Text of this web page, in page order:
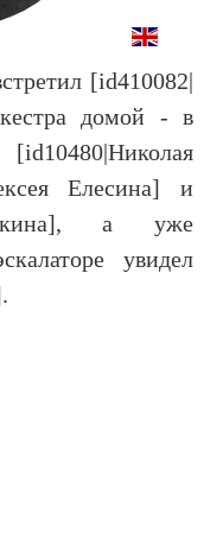
[id410082|
домой - в
Елесина] и
а уже
увидел